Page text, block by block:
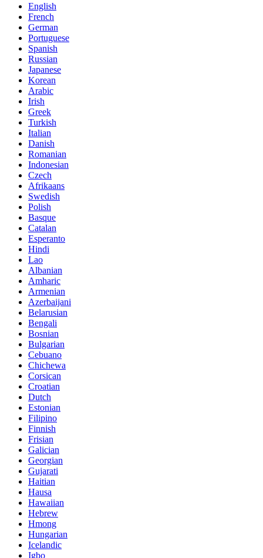
English
French
German
Portuguese
Spanish
Russian
Japanese
Korean
Arabic
Irish
Greek
Turkish
Italian
Danish
Romanian
Indonesian
Czech
Afrikaans
Swedish
Polish
Basque
Catalan
Esperanto
Hindi
Lao
Albanian
Amharic
Armenian
Azerbaijani
Belarusian
Bengali
Bosnian
Bulgarian
Cebuano
Chichewa
Corsican
Croatian
Dutch
Estonian
Filipino
Finnish
Frisian
Galician
Georgian
Gujarati
Haitian
Hausa
Hawaiian
Hebrew
Hmong
Hungarian
Icelandic
Igbo